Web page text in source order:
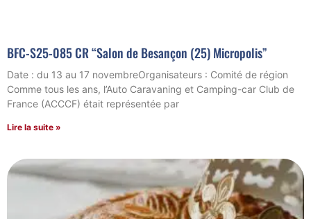
BFC-S25-085 CR “Salon de Besançon (25) Micropolis”
Date : du 13 au 17 novembreOrganisateurs : Comité de région
Comme tous les ans, l’Auto Caravaning et Camping-car Club de
France (ACCCF) était représentée par
Lire la suite »